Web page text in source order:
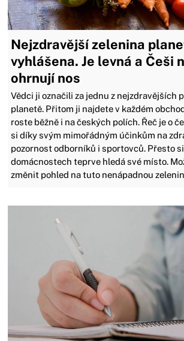
Nejzdravější zelenina
vyhlášena. Je levná a Češi
ohrnují nos
Vědci ji označili za jednu z nejzdravějších
planetě. Přitom ji najdete v každém
roste běžně i na českých polích. Řeč je o
si díky svým mimořádným účinkům na
pozornost odborníků i sportovců. Přesto
domácnostech teprve hledá své místo.
změnit pohled na tuto nenápadnou